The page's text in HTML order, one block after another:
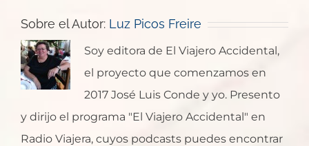
Sobre el Autor: Luz Picos Freire
Soy editora de El Viajero Accidental,
el proyecto que comenzamos en
2017 José Luis Conde y yo. Presento
y dirijo el programa "El Viajero Accidental" en
Radio Viajera, cuyos podcasts puedes encontrar